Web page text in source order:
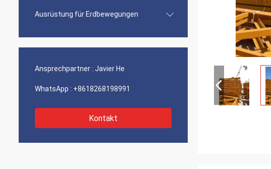
Ausrüstung für Erdbewegungen
Ansprechpartner : Javier He
WhatsApp : +8618268198991
Kontakt